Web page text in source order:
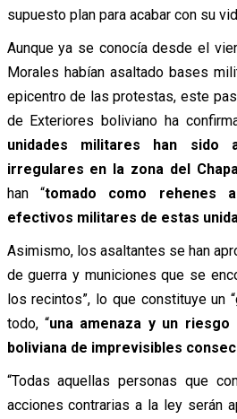
supuesto plan para acabar con su
Aunque ya se conocía desde el
Morales habían asaltado bases
epicentro de las protestas, este
de Exteriores boliviano ha
unidades militares han sido
irregulares en la zona del
han “tomado como rehenes
efectivos militares de estas
Asimismo, los asaltantes se han
de guerra y municiones que se
los recintos”, lo que constituye un
todo, “una amenaza y un
boliviana de imprevisibles
“Todas aquellas personas que
acciones contrarias a la ley serán